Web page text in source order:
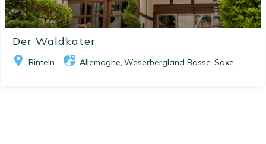
Der Waldkater
Rinteln Allemagne, Weserbergland Basse-Saxe